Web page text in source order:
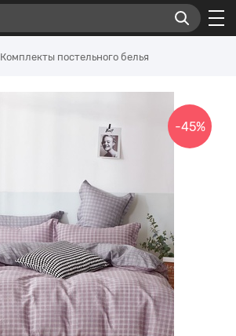
Комплекты постельного белья
-45%